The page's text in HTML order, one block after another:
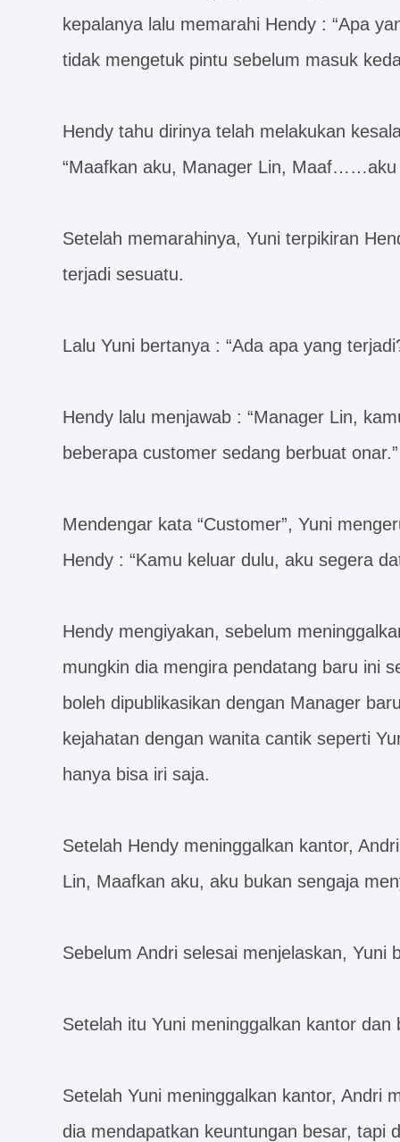
kepalanya lalu memarahi Hendy : “Apa
tidak mengetuk pintu sebelum masuk
Hendy tahu dirinya telah melakukan
“Maafkan aku, Manager Lin,
Setelah memarahinya, Yuni terpikiran
terjadi sesuatu.
Lalu Yuni bertanya : “Ada apa yang
Hendy lalu menjawab : “Manager Lin,
beberapa customer sedang berbuat onar.”
Mendengar kata “Customer”, Yuni
Hendy : “Kamu keluar dulu, aku segera
Hendy mengiyakan, sebelum
mungkin dia mengira pendatang baru ini
boleh dipublikasikan dengan Manager
kejahatan dengan wanita cantik seperti
hanya bisa iri saja.
Setelah Hendy meninggalkan kantor,
Lin, Maafkan aku, aku bukan sengaja
Sebelum Andri selesai menjelaskan, Yuni
Setelah itu Yuni meninggalkan kantor
Setelah Yuni meninggalkan kantor, Andri
dia mendapatkan keuntungan besar, tapi